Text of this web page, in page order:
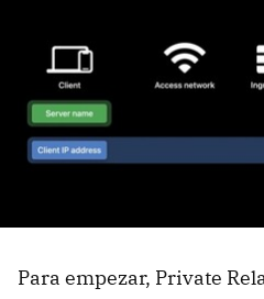
Para empezar, Private